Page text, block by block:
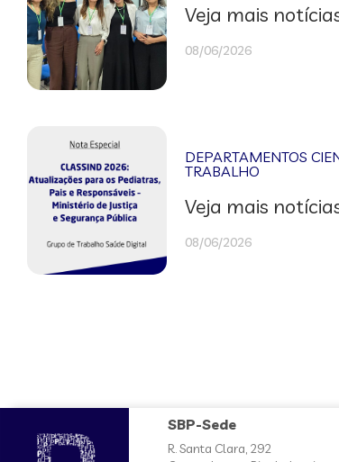
Veja mais
08/06/2026
DEPARTAMENTOS
TRABALHO
Veja mais
08/06/2026
SBP-Sede
R. Santa Clara, 292